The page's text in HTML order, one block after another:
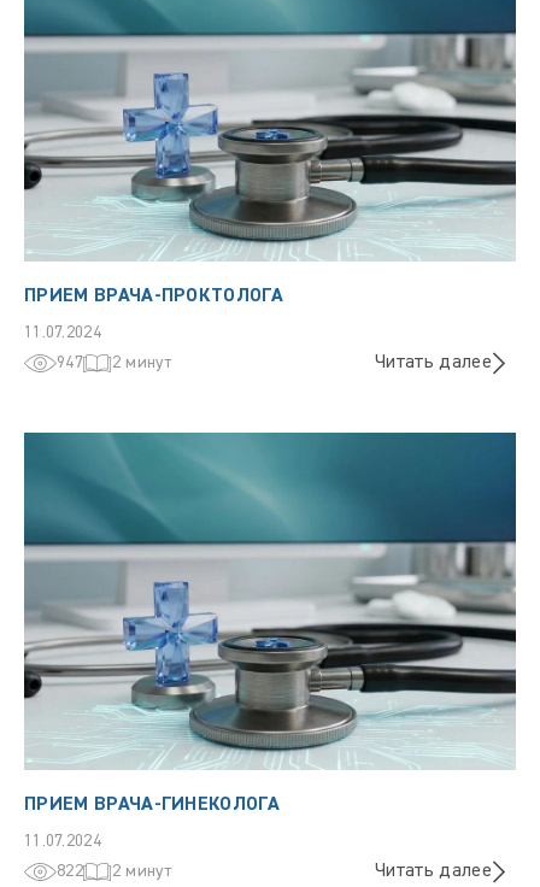
ПРИЕМ ВРАЧА-ПРОКТОЛОГА
11.07.2024
947
2 минут Читать далее
ПРИЕМ ВРАЧА-ГИНЕКОЛОГА
11.07.2024
822
2 минут Читать далее